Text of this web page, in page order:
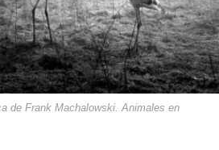
de Frank Machalowski. Animales en